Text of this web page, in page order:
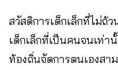
สวัสดิการเด็กเล็กที่ไม่ถ้
เด็กเล็กที่เป็นคนจนเท่า
ท้องถิ่นจัดการตนเองสา